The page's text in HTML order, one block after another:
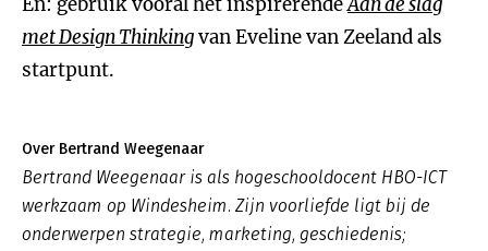
met Design Thinkingvan Eveline van Zeeland als
startpunt.
Over Bertrand Weegenaar
Bertrand Weegenaar is als hogeschooldocent HBO-ICT
werkzaam op Windesheim. Zijn voorliefde ligt bij de
onderwerpen strategie, marketing, geschiedenis;